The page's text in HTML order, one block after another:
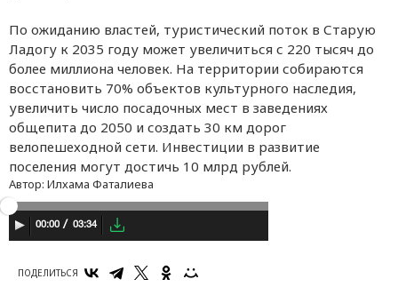
По ожиданию властей, туристический поток в Старую
Ладогу к 2035 году может увеличиться с 220 тысяч до
более миллиона человек. На территории собираются
восстановить 70% объектов культурного наследия,
увеличить число посадочных мест в заведениях
общепита до 2050 и создать 30 км дорог
велопешеходной сети. Инвестиции в развитие
поселения могут достичь 10 млрд рублей.
Автор: Илхама Фаталиева
00:00 03:34
ПОДЕЛИТЬСЯ